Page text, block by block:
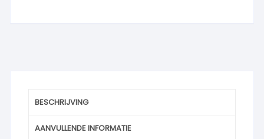
BESCHRIJVING
AANVULLENDE INFORMATIE